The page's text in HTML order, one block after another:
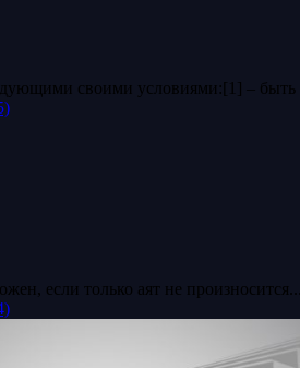
своими условиями:[1] –
если только аят не